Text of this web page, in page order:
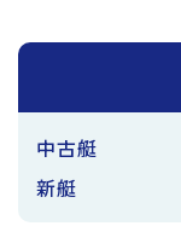
中古艇
新艇